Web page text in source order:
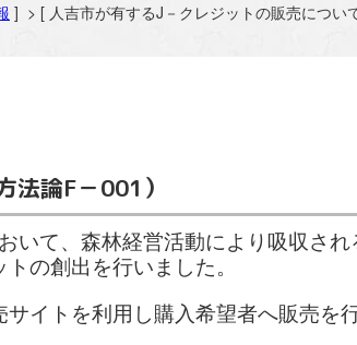
] > [ 人吉市が有するJ－クレジットの販売につい
法論F－001）
いて、森林経営活動により吸収さ
の創出を行いました。
イトを利用し購入希望者へ販売を行